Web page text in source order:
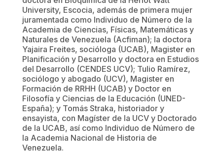
University, Escocia, además de primera mujer
juramentada como Individuo de Número de la
Academia de Ciencias, Físicas, Matemáticas y
Naturales de Venezuela (Acfiman); la doctora
Yajaira Freites, socióloga (UCAB), Magister en
Planificación y Desarrollo y doctora en Estudios
del Desarrollo (CENDES UCV); Tulio Ramírez,
sociólogo y abogado (UCV), Magister en
Formación de RRHH (UCAB) y Doctor en
Filosofía y Ciencias de la Educación (UNED-
España); y Tomás Straka, historiador y
ensayista, con Magíster de la UCV y Doctorado
de la UCAB, así como Individuo de Número de
la Academia Nacional de Historia de
Venezuela.